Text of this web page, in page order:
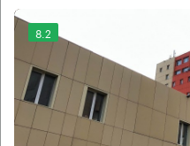
8.2